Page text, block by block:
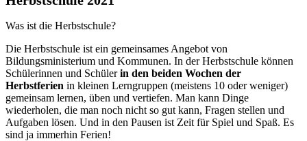
Was ist die Herbstschule?
Die Herbstschule ist ein gemeinsames Angebot von
Bildungsministerium und Kommunen. In der Herbstschule können
Schülerinnen und Schülerin den beiden Wochen der
Herbstferien in kleinen Lerngruppen (meistens 10 oder weniger)
gemeinsam lernen, üben und vertiefen. Man kann Dinge
wiederholen, die man noch nicht so gut kann, Fragen stellen und
Aufgaben lösen. Und in den Pausen ist Zeit für Spiel und Spaß. Es
sind ja immerhin Ferien!